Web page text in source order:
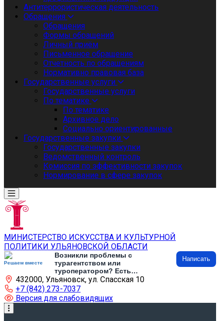
Антитеррористическая деятельность
Обращения
Обращения
Формы обращений
Личный приём
Письменное обращение
Отчетность по обращениям
Нормативно правовая база
Государственные услуги
Государственные услуги
По тематике
По тематике
Архивное дело
Социально ориентированные
Государственные закупки
Государственные закупки
Ведомственный контроль
Комиссия по эффективности закупок
Нормирование в сфере закупок
МИНИСТЕРСТВО ИСКУССТВА И КУЛЬТУРНОЙ
ПОЛИТИКИ УЛЬЯНОВСКОЙ ОБЛАСТИ
Решаем вместе
Возникли проблемы с
турагентством или
туроператором? Есть
предложения по развитию
туризма и туристической
инфраструктуры? Напишите об
этом
Написать
432000, Ульяновск, ул. Спасская 10
+7 (842) 273-7037
Версия для слабовидящих